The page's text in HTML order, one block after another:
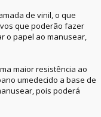
de vinil, o que
que poderão fazer
o papel ao manusear,
maior resistência ao
umedecido a base de
pois poderá